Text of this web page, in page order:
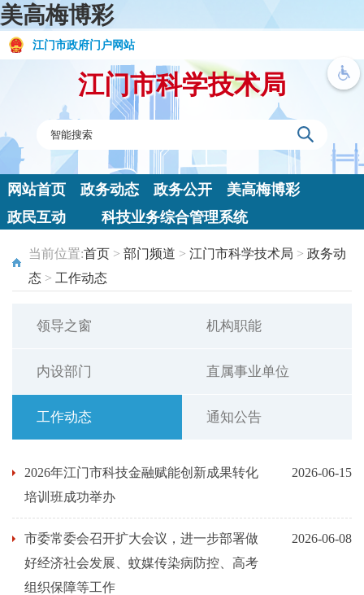
美高梅博彩
江门市政府门户网站
江门市科学技术局
网站首页 政务动态 政务公开
美高梅博彩
政民互动
科技业务综合管理系统
当前位置:首页 > 部门频道 > 江门市科学技术局 > 政务动
态 > 工作动态
领导之窗 机构职能
内设部门 直属事业单位
工作动态 通知公告
2026年江门市科技金融赋能创新成果转化
培训班成功举办
2026-06-15
市委常委会召开扩大会议，进一步部署做
好经济社会发展、蚊媒传染病防控、高考
组织保障等工作
2026-06-08